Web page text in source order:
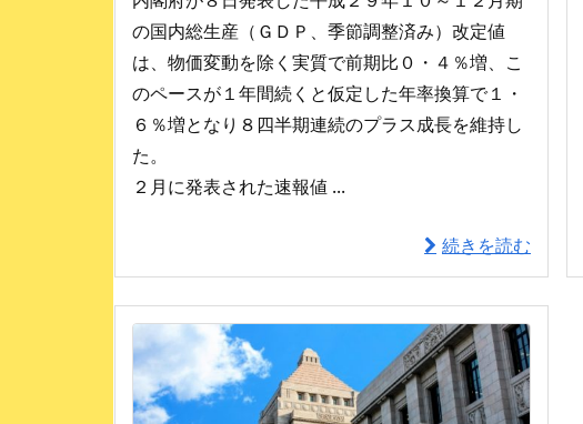
の国内総生産（ＧＤＰ、季節調整済み）改定値
は、物価変動を除く実質で前期比０・４％増、こ
のペースが１年間続くと仮定した年率換算で１・
６％増となり８四半期連続のプラス成長を維持し
た。
２月に発表された速報値 ...
続きを読む